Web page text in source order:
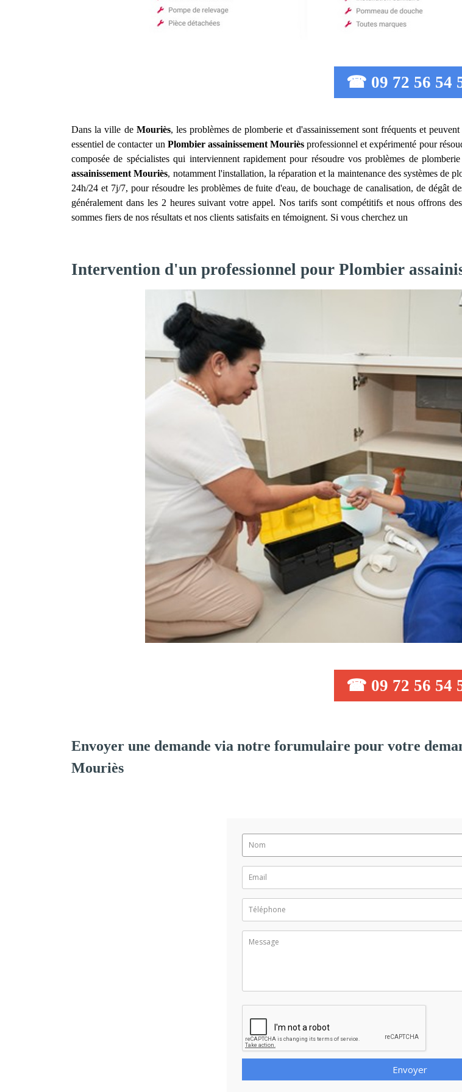
☎ 09 72 56 54
Dans la ville de Mouriès, les problèmes de plomberie et d'assainissement sont fréquents et
essentiel de contacter un Plombier assainissement Mourièsprofessionnel et expérimenté pour
composée de spécialistes qui interviennent rapidement pour résoudre vos problèmes de
assainissement Mouriès, notamment l'installation, la réparation et la maintenance des systèmes de
24h/24 et 7j/7, pour résoudre les problèmes de fuite d'eau, de bouchage de canalisation, de dégât
généralement dans les 2 heures suivant votre appel. Nos tarifs sont compétitifs et nous offrons
sommes fiers de nos résultats et nos clients satisfaits en témoignent. Si vous cherchez un
Intervention d'un professionnel pour Plombier
☎ 09 72 56 54
Envoyer une demande via notre forumulaire pour votre
Mouriès
Envoyer